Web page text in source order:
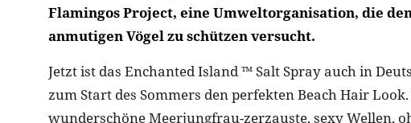
Flamingos Project, eine Umweltorganisation, die
anmutigen Vögel zu schützen versucht.
Jetzt ist das Enchanted Island ™ Salt Spray auch in
zum Start des Sommers den perfekten Beach Hair
wunderschöne Meerjungfrau-zerzauste, sexy Wellen,